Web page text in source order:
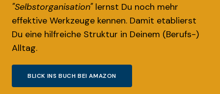
"Selbstorganisation"lernst Du noch mehr
effektive Werkzeuge kennen. Damit etablierst
Du eine hilfreiche Struktur in Deinem (Berufs-)
Alltag.
BLICK INS BUCH BEI AMAZON